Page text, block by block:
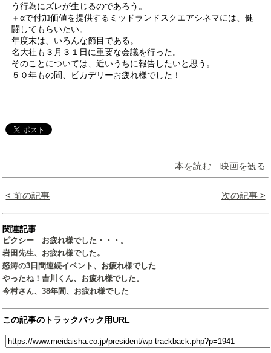
う行為にズレが生じるのであろう。
＋αで付加価値を提供するミッドランドスクエアシネマには、健
闘してもらいたい。
年度末は、いろんな節目である。
名大社も３月３１日に重要な会議を行った。
そのことについては、近いうちに報告したいと思う。
５０年もの間、ピカデリーお疲れ様でした！
本を読む 映画を観る
< 前の記事 次の記事 >
関連記事
ピクシー お疲れ様でした・・・。
岩田先生、お疲れ様でした。
怒涛の3日間連続イベント、お疲れ様でした
やったね！吉川くん、お疲れ様でした。
今村さん、38年間、お疲れ様でした
この記事のトラックバック用URL